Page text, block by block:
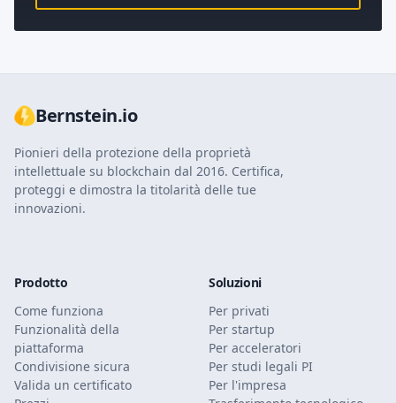
Bernstein.io
Pionieri della protezione della proprietà
intellettuale su blockchain dal 2016. Certifica,
proteggi e dimostra la titolarità delle tue
innovazioni.
Prodotto
Come funziona
Funzionalità della
piattaforma
Condivisione sicura
Valida un certificato
Soluzioni
Per privati
Per startup
Per acceleratori
Per studi legali PI
Per l'impresa